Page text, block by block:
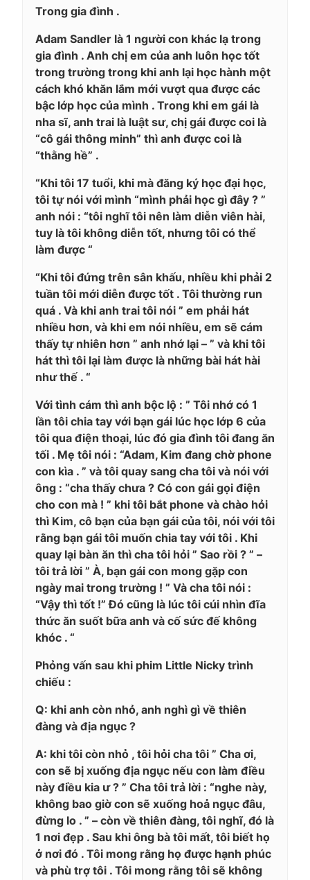
Trong gia đình .
Adam Sandler là 1 người con khác lạ trong
gia đình . Anh chị em của anh luôn học tốt
trong trường trong khi anh lại học hành một
cách khó khăn lắm mới vượt qua được các
bậc lớp học của mình . Trong khi em gái là
nha sĩ, anh trai là luật sư, chị gái được coi là
“cô gái thông minh” thì anh được coi là
“thằng hề” .
“Khi tôi 17 tuổi, khi mà đăng ký học đại học,
tôi tự nói với mình “mình phải học gì đây ? ”
anh nói : “tôi nghĩ tôi nên làm diễn viên hài,
tuy là tôi không diễn tốt, nhưng tôi có thể
làm được “
“Khi tôi đứng trên sân khấu, nhiều khi phải 2
tuần tôi mới diễn được tốt . Tôi thường run
quá . Và khi anh trai tôi nói ” em phải hát
nhiều hơn, và khi em nói nhiều, em sẽ cám
thấy tự nhiên hơn ” anh nhớ lại – ” và khi tôi
hát thì tôi lại làm được là những bài hát hài
như thế . “
Với tình cám thì anh bộc lộ : ” Tôi nhớ có 1
lần tôi chia tay với bạn gái lúc học lớp 6 của
tôi qua điện thoại, lúc đó gia đình tôi đang ăn
tối . Mẹ tôi nói : “Adam, Kim đang chờ phone
con kìa . ” và tôi quay sang cha tôi và nói với
ông : “cha thấy chưa ? Có con gái gọi điện
cho con mà ! ” khi tôi bắt phone và chào hỏi
thì Kim, cô bạn của bạn gái của tôi, nói với tôi
rằng bạn gái tôi muốn chia tay với tôi . Khi
quay lại bàn ăn thì cha tôi hỏi ” Sao rồi ? ” –
tôi trả lời ” À, bạn gái con mong gặp con
ngày mai trong trường ! ” Và cha tôi nói :
“Vậy thì tốt !” Đó cũng là lúc tôi cúi nhìn đĩa
thức ăn suốt bữa anh và cố sức đế không
khóc . “
Phỏng vấn sau khi phim Little Nicky trình
chiếu :
Q: khi anh còn nhỏ, anh nghì gì về thiên
đàng và địa ngục ?
A: khi tôi còn nhỏ , tôi hỏi cha tôi ” Cha ơi,
con sẽ bị xuống địa ngục nếu con làm điều
này điều kia ư ? ” Cha tôi trả lời : “nghe này,
không bao giờ con sẽ xuống hoả ngục đâu,
đừng lo . ” – còn về thiên đàng, tôi nghĩ, đó là
1 nơi đẹp . Sau khi ông bà tôi mất, tôi biết họ
ở nơi đó . Tôi mong rằng họ được hạnh phúc
và phù trợ tôi . Tôi mong rằng tôi sẽ không